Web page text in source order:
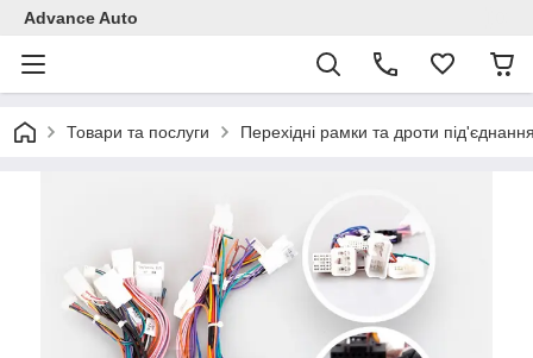
Advance Auto
Товари та послуги Перехідні рамки та дроти